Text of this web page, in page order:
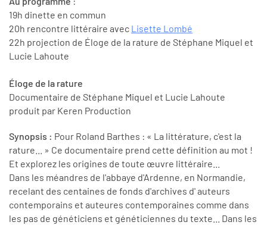
19h dinette en commun
20h rencontre littéraire avec Lisette Lombé
22h projection de Éloge de la rature de Stéphane Miquel et
Lucie Lahoute
Éloge de la rature
Documentaire de Stéphane Miquel et Lucie Lahoute
produit par Keren Production
Synopsis : Pour Roland Barthes : « La littérature, c'est la
rature... » Ce documentaire prend cette définition au mot !
Et explorez les origines de toute œuvre littéraire...
Dans les méandres de l'abbaye d'Ardenne, en Normandie,
recelant des centaines de fonds d'archives d' auteurs
contemporains et auteures contemporaines comme dans
les pas de généticiens et généticiennes du texte... Dans les